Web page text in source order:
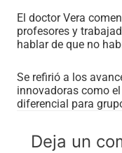
El doctor Vera
profesores y
hablar de que no
Se refirió a los
innovadoras como
diferencial para
Deja un